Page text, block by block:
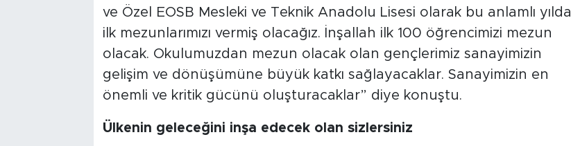
ve Özel EOSB Mesleki ve Teknik Anadolu Lisesi olarak bu anlamlı yılda
ilk mezunlarımızı vermiş olacağız. İnşallah ilk 100 öğrencimizi mezun
olacak. Okulumuzdan mezun olacak olan gençlerimiz sanayimizin
gelişim ve dönüşümüne büyük katkı sağlayacaklar. Sanayimizin en
önemli ve kritik gücünü oluşturacaklar” diye konuştu.
Ülkenin geleceğini inşa edecek olan sizlersiniz